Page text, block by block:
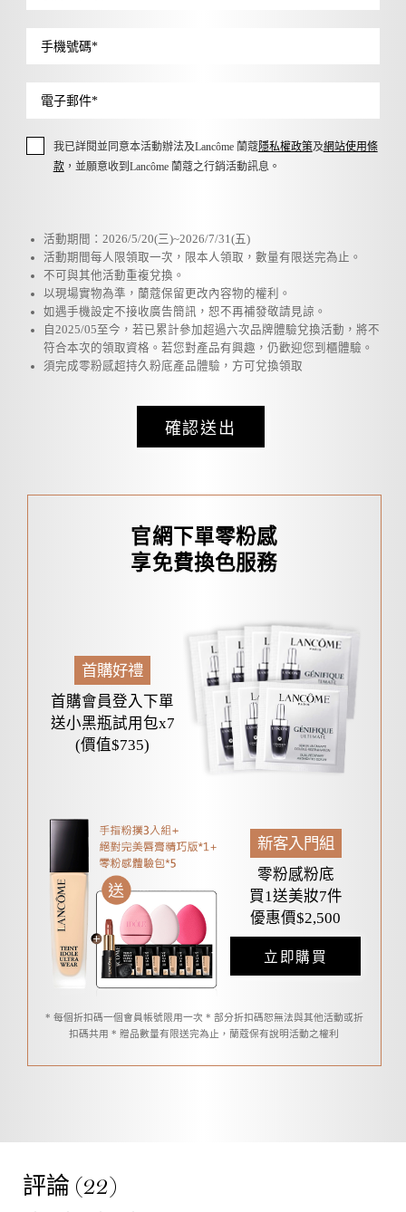
手機號碼*
電子郵件*
我已詳閱並同意本活動辦法及Lancôme 蘭蔻隱私權政策及網站使用條
款，並願意收到Lancôme 蘭蔻之行銷活動訊息。
活動期間：2026/5/20(三)~2026/7/31(五)
活動期間每人限領取一次，限本人領取，數量有限送完為止。
不可與其他活動重複兌換。
以現場實物為準，蘭蔻保留更改內容物的權利。
如遇手機設定不接收廣告簡訊，恕不再補發敬請見諒。
自2025/05至今，若已累計參加超過六次品牌體驗兌換活動，將不
符合本次的領取資格。若您對產品有興趣，仍歡迎您到櫃體驗。
須完成零粉感超持久粉底產品體驗，方可兌換領取
確認送出
官網下單零粉感
享免費換色服務
首購好禮
首購會員登入下單
送小黑瓶試用包x7
(價值$735)
新客入門組
零粉感粉底
買1送美妝7件
優惠價$2,500
立即購買
* 每個折扣碼一個會員帳號限用一次 * 部分折扣碼恕無法與其他活動或折
扣碼共用 * 贈品數量有限送完為止，蘭蔻保有說明活動之權利
評論 (22)